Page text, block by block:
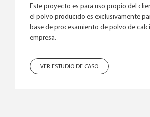
Este proyecto es para uso propio del
el polvo producido es exclusivamente
base de procesamiento de polvo de
empresa.
VER ESTUDIO DE CASO